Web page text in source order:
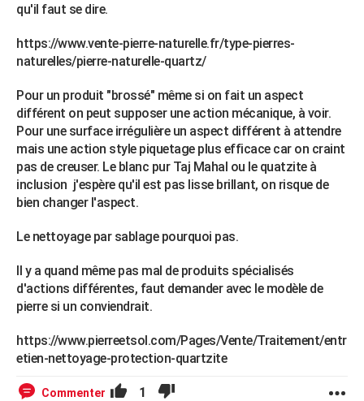
qu'il faut se dire.
https://www.vente-pierre-naturelle.fr/type-pierres-
naturelles/pierre-naturelle-quartz/
Pour un produit "brossé" même si on fait un aspect
différent on peut supposer une action mécanique, à voir.
Pour une surface irrégulière un aspect différent à attendre
mais une action style piquetage plus efficace car on craint
pas de creuser. Le blanc pur Taj Mahal ou le quatzite à
inclusion j'espère qu'il est pas lisse brillant, on risque de
bien changer l'aspect.
Le nettoyage par sablage pourquoi pas.
Il y a quand même pas mal de produits spécialisés
d'actions différentes, faut demander avec le modèle de
pierre si un conviendrait.
https://www.pierreetsol.com/Pages/Vente/Traitement/entr
etien-nettoyage-protection-quartzite
Commenter 1